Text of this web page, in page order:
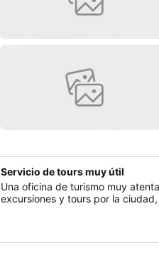
Servicio de tours muy útil
Una oficina de turismo muy
excursiones y tours por la